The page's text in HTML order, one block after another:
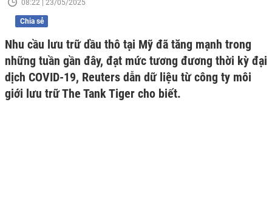
08:22 | 23/05/2025
Chia sẻ
Nhu cầu lưu trữ dầu thô tại Mỹ đã tăng mạnh trong
những tuần gần đây, đạt mức tương đương thời kỳ đại
dịch COVID-19, Reuters dẫn dữ liệu từ công ty môi
giới lưu trữ The Tank Tiger cho biết.